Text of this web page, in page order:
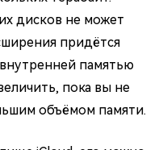
дисков не может
придётся
памятью
пока вы не
объёмом памяти.